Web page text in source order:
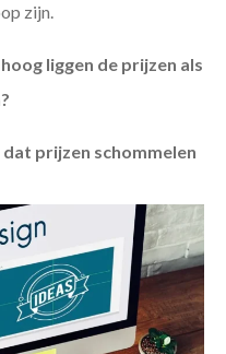
zijn.
liggen de prijzen als
prijzen schommelen